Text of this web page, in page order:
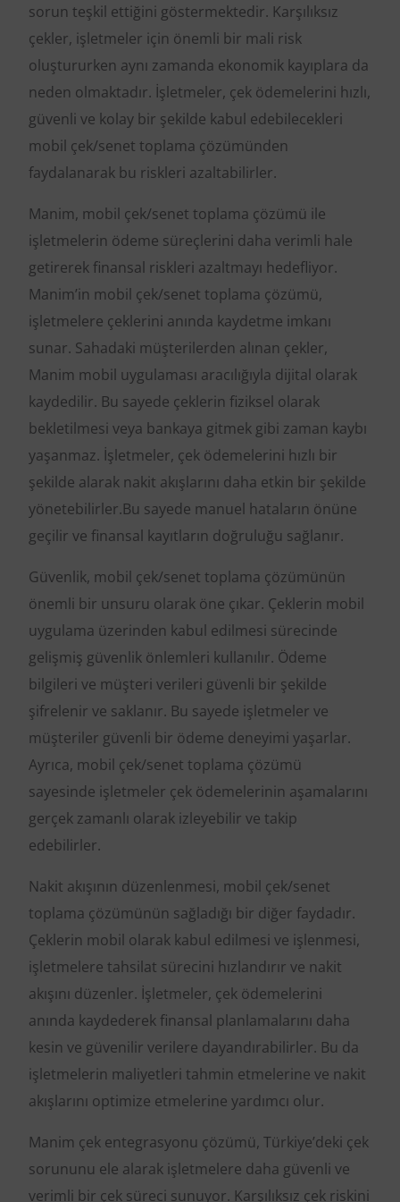
sorun teşkil ettiğini göstermektedir. Karşılıksız
çekler, işletmeler için önemli bir mali risk
oluştururken aynı zamanda ekonomik kayıplara da
neden olmaktadır. İşletmeler, çek ödemelerini hızlı,
güvenli ve kolay bir şekilde kabul edebilecekleri
mobil çek/senet toplama çözümünden
faydalanarak bu riskleri azaltabilirler.
Manim, mobil çek/senet toplama çözümü ile
işletmelerin ödeme süreçlerini daha verimli hale
getirerek finansal riskleri azaltmayı hedefliyor.
Manim’in mobil çek/senet toplama çözümü,
işletmelere çeklerini anında kaydetme imkanı
sunar. Sahadaki müşterilerden alınan çekler,
Manim mobil uygulaması aracılığıyla dijital olarak
kaydedilir. Bu sayede çeklerin fiziksel olarak
bekletilmesi veya bankaya gitmek gibi zaman kaybı
yaşanmaz. İşletmeler, çek ödemelerini hızlı bir
şekilde alarak nakit akışlarını daha etkin bir şekilde
yönetebilirler.Bu sayede manuel hataların önüne
geçilir ve finansal kayıtların doğruluğu sağlanır.
Güvenlik, mobil çek/senet toplama çözümünün
önemli bir unsuru olarak öne çıkar. Çeklerin mobil
uygulama üzerinden kabul edilmesi sürecinde
gelişmiş güvenlik önlemleri kullanılır. Ödeme
bilgileri ve müşteri verileri güvenli bir şekilde
şifrelenir ve saklanır. Bu sayede işletmeler ve
müşteriler güvenli bir ödeme deneyimi yaşarlar.
Ayrıca, mobil çek/senet toplama çözümü
sayesinde işletmeler çek ödemelerinin aşamalarını
gerçek zamanlı olarak izleyebilir ve takip
edebilirler.
Nakit akışının düzenlenmesi, mobil çek/senet
toplama çözümünün sağladığı bir diğer faydadır.
Çeklerin mobil olarak kabul edilmesi ve işlenmesi,
işletmelere tahsilat sürecini hızlandırır ve nakit
akışını düzenler. İşletmeler, çek ödemelerini
anında kaydederek finansal planlamalarını daha
kesin ve güvenilir verilere dayandırabilirler. Bu da
işletmelerin maliyetleri tahmin etmelerine ve nakit
akışlarını optimize etmelerine yardımcı olur.
Manim çek entegrasyonu çözümü, Türkiye’deki çek
sorununu ele alarak işletmelere daha güvenli ve
verimli bir çek süreci sunuyor. Karşılıksız çek riskini